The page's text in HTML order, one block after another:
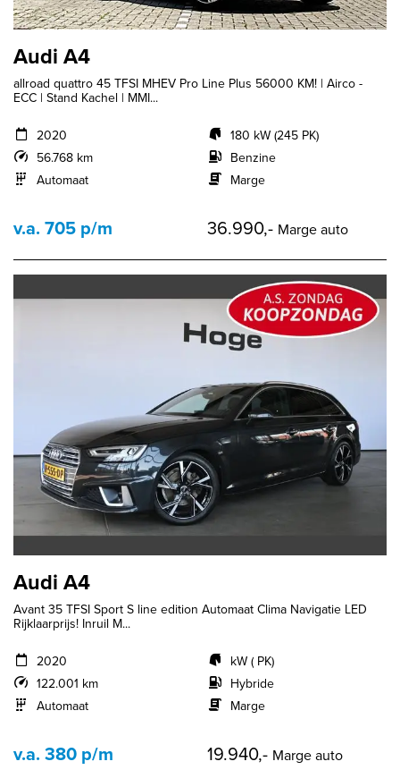
Audi A4
allroad quattro 45 TFSI MHEV Pro Line Plus 56000 KM! | Airco -
ECC | Stand Kachel | MMI...
2020
56.768 km
Automaat
180 kW (245 PK)
Benzine
Marge
v.a. 705 p/m 36.990,- Marge auto
Audi A4
Avant 35 TFSI Sport S line edition Automaat Clima Navigatie LED
Rijklaarprijs! Inruil M...
2020
122.001 km
Automaat
kW ( PK)
Hybride
Marge
v.a. 380 p/m 19.940,- Marge auto